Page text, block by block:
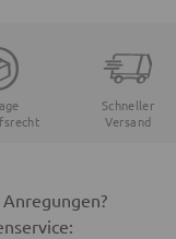
Schneller
Versand